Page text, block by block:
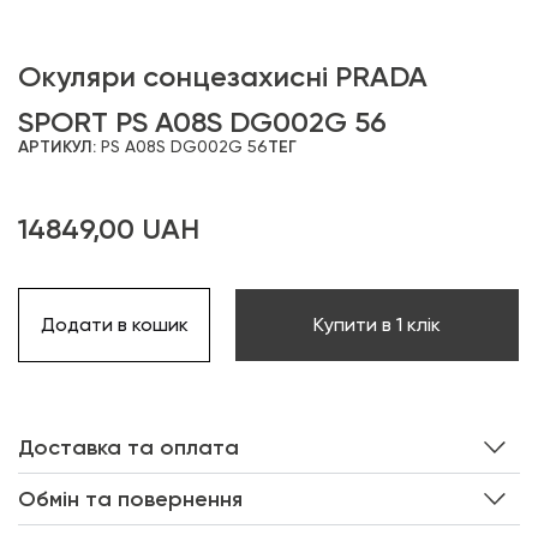
Окуляри сонцезахисні PRADA
SPORT PS A08S DG002G 56
АРТИКУЛ: PS A08S DG002G 56ТЕГ
14849,00 UAH
Додати в кошик Купити в 1 клік
Доставка та оплата
Обмін та повернення